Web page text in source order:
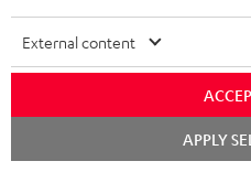
1 × CINEBAR 22 Stromkabel –
1 × CINEBAR 22
External content
APPLY